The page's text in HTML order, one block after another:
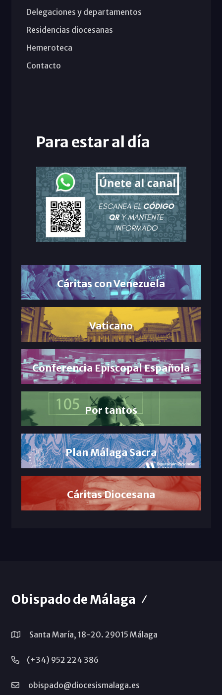
Delegaciones y departamentos
Residencias diocesanas
Hemeroteca
Contacto
Para estar al día
Cáritas con Venezuela
Vaticano
Conferencia Episcopal Española
Por tantos
Plan Málaga Sacra
Cáritas Diocesana
Obispado de Málaga
Santa María, 18-20. 29015 Málaga
(+34) 952 224 386
obispado@diocesismalaga.es